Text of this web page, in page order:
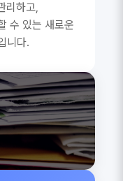
리하고,
수 있는 새로운
니다.